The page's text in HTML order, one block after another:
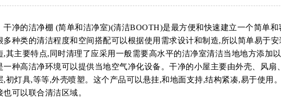
的洁净棚 (简单和洁净室)(清洁BOOTH)是最方便和快速建立一个简单和
多种类的清洁程度和空间搭配可以根据使用需求设计和制造,所以简单易于
,其主要特点,同时清理了应采用一般需要高水平的洁净室清洁当地地方添加
一种高洁净环境可以提供当地空气净化设备。干净的小屋主要由外壳、风扇
,初灯具,等等,外壳喷塑。这个产品可以悬挂,和地面支持,结构紧凑,易于使用
也可以联合清洁区域。